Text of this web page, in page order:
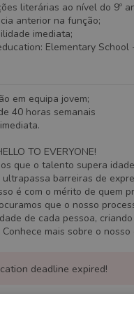
literárias ao nível do 9º
anterior na função;
imediata;
: Elementary School
em equipa jovem;
40 horas semanais
TO EVERYONE!
que o talento supera
ultrapassa barreiras de
é com o mérito de quem
que o nosso
de cada pessoa,
Conhece mais sobre o
deadline expired!